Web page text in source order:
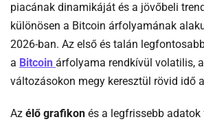
piacának dinamikáját és a jövőbeli
különösen a Bitcoin árfolyamának
2026-ban. Az első és talán
a Bitcoin -
Hu
árfolyama rendkívül volatilis,
változásokon megy keresztül rövid idő
Az élő grafikon és a legfrissebb